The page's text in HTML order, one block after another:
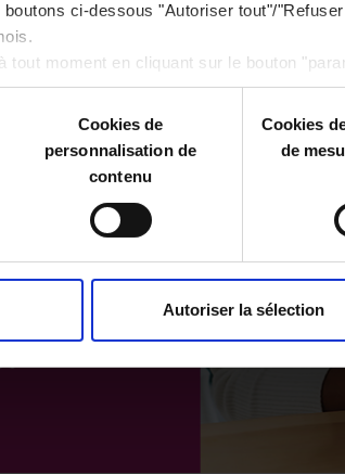
ci-dessous "Autoriser tout"/
tout moment en cliquant sur le bouton
Cookies de
personnalisation de
contenu
Cookies
de
Autoriser la sélection